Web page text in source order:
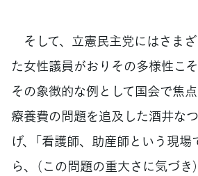
そして、立憲民主党にはさま
た女性議員がおりその多様性こそ
その象徴的な例として国会で焦
療養費の問題を追及した酒井な
げ、「看護師、助産師という現
ら、（この問題の重大さに気づき